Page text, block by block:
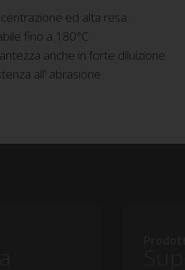
ed alta resa
fino a 180°C
anche in forte diluizione
all' abrasione